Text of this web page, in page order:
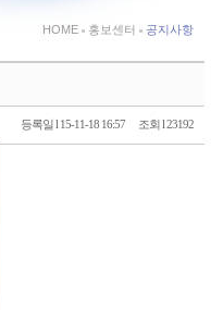
HOME 홍보센터 공지사항
등록일 l 15-11-18 16:57 조회 l 23192